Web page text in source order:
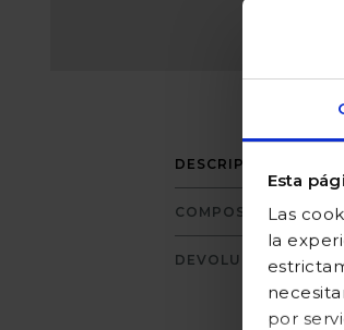
Esta
Las
la
por
DESCRIPCIÓN
COMPOSICIÓN
DEVOLUCIONES